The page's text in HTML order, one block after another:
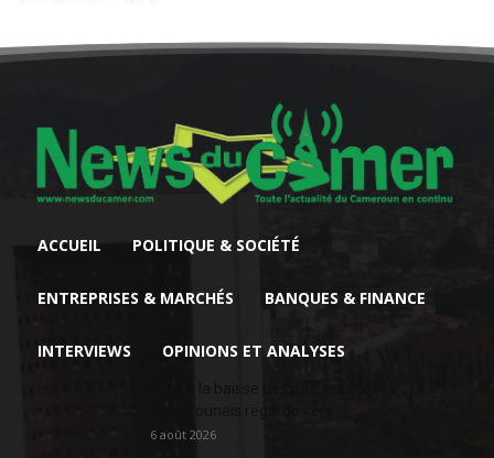
ACCUEIL POLITIQUE & SOCIÉTÉ
ENTREPRISES & MARCHÉS BANQUES & FINANCE
INTERVIEWS OPINIONS ET ANALYSES
6 août 2026